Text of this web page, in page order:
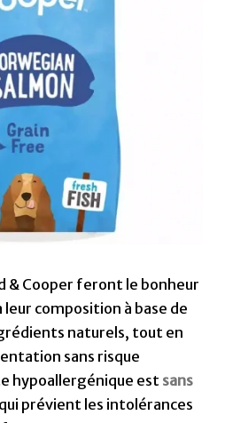
& Cooper feront le bonheur
composition à base de
naturels, tout en
sans risque
hypoallergénique est sans
prévient les intolérances